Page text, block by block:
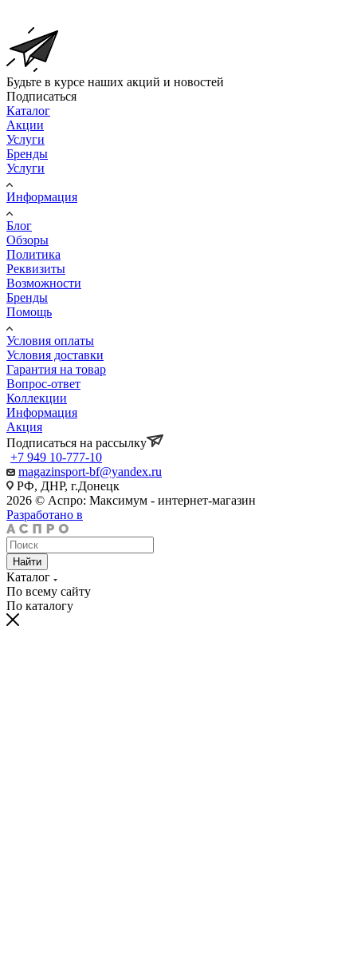
Будьте в курсе наших акций и новостей
Подписаться
Каталог
Акции
Услуги
Бренды
Услуги
Информация
Блог
Обзоры
Политика
Реквизиты
Возможности
Бренды
Помощь
Условия оплаты
Условия доставки
Гарантия на товар
Вопрос-ответ
Коллекции
Информация
Акция
Подписаться на рассылку
+7 949 10-777-10
magazinsport-bf@yandex.ru
РФ, ДНР, г.Донецк
2026 © Аспро: Максимум - интернет-магазин
Разработано в
Найти
Каталог
По всему сайту
По каталогу